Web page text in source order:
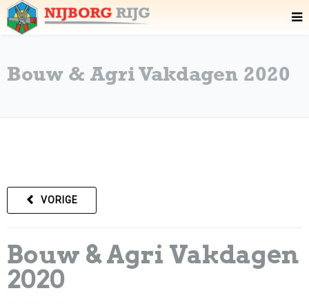
Bouw & Agri Vakdagen 2020
VORIGE
Bouw & Agri Vakdagen
2020